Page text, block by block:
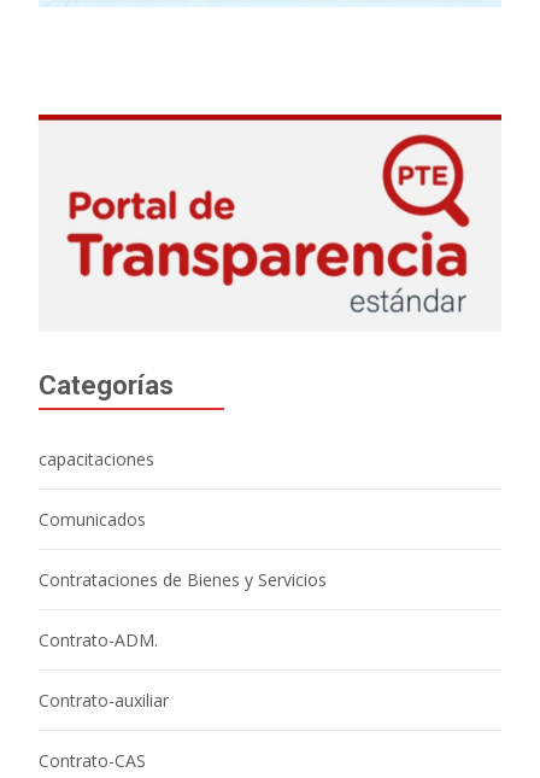
Categorías
capacitaciones
Comunicados
Contrataciones de Bienes y Servicios
Contrato-ADM.
Contrato-auxiliar
Contrato-CAS